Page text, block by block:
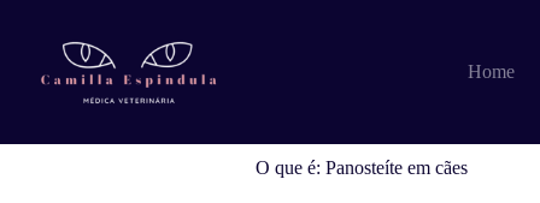
conteúdo
Home
O que é:
O que é: Panosteíte em cães